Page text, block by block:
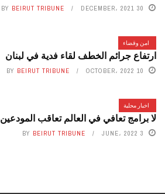
30 DECEMBER، 2021 BY BEIRUT TRIBUNE
امن وقضاء
ارتفاع جرائم الخطف لقاء فدية في لبنان
10 OCTOBER، 2022 BY BEIRUT TRIBUNE
اخبار محلية
لا برامج تعافي في العالم تعاقب المودعين
3 JUNE، 2022 BY BEIRUT TRIBUNE